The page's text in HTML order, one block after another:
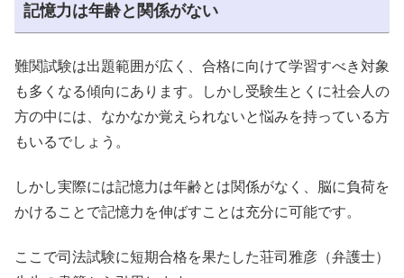
記憶力は年齢と関係がない
難関試験は出題範囲が広く、合格に向けて学習すべき対象
も多くなる傾向にあります。しかし受験生とくに社会人の
方の中には、なかなか覚えられないと悩みを持っている方
もいるでしょう。
しかし実際には記憶力は年齢とは関係がなく、脳に負荷を
かけることで記憶力を伸ばすことは充分に可能です。
ここで司法試験に短期合格を果たした荘司雅彦（弁護士）